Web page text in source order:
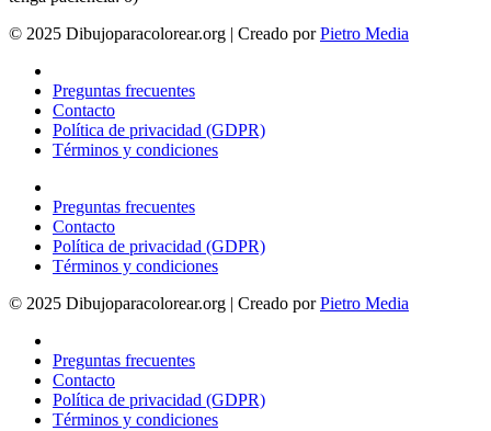
© 2025 Dibujoparacolorear.org | Creado porPietro Media
Preguntas frecuentes
Contacto
Política de privacidad (GDPR)
Términos y condiciones
Preguntas frecuentes
Contacto
Política de privacidad (GDPR)
Términos y condiciones
© 2025 Dibujoparacolorear.org | Creado porPietro Media
Preguntas frecuentes
Contacto
Política de privacidad (GDPR)
Términos y condiciones